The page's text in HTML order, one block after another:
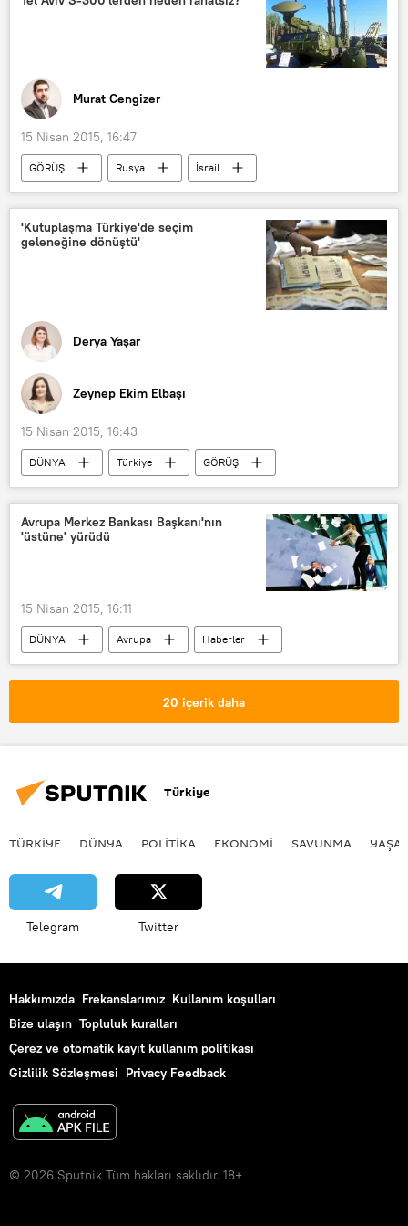
Murat Cengizer
15 Nisan 2015, 16:47
GÖRÜŞ Rusya
İsrail
İran
Karel Valansi
Vladimir Putin
Benyamin Netanyahu
'Kutuplaşma Türkiye'de seçim
geleneğine dönüştü'
Derya Yaşar
Zeynep Ekim Elbaşı
15 Nisan 2015, 16:43
DÜNYA Türkiye
GÖRÜŞ
Haberler
Ertuğrul Kürkçü
Ali Bayramoğlu
AK Parti
HDP
MHP
Avrupa Merkez Bankası Başkanı'nın
'üstüne' yürüdü
15 Nisan 2015, 16:11
DÜNYA Avrupa
Haberler
Mario Draghi
Avrupa Merkez Bankası
20 içerik daha
Türkiye
TÜRKIYE DÜNYA POLİTİKA EKONOMİ SAVUNMA
Telegram Twitter
Hakkımızda Frekanslarımız Kullanım koşulları
Bize ulaşın Topluluk kuralları
Çerez ve otomatik kayıt kullanım politikası
Gizlilik Sözleşmesi Privacy Feedback
© 2026 Sputnik Tüm hakları saklıdır. 18+